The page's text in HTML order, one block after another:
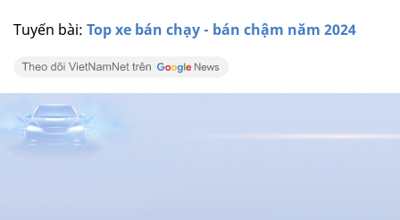
Tuyến bài: Top xe bán chạy - bán chậm năm 2024